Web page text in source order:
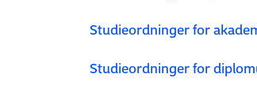
Studieordninger for
Studieordninger for